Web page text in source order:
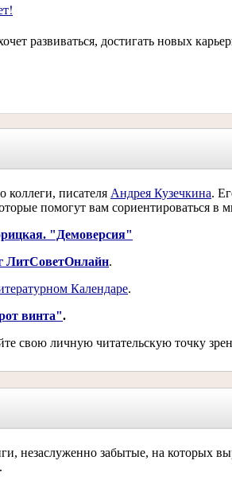
развиваться, достигать новых
коллеги, писателя Андрея Кузечкина.
помогут вам сориентироваться в
"Демоверсия"
ЛитСоветОнлайн.
Календаре.
винта".
свою личную читательскую точку
незаслуженно забытые, на которых